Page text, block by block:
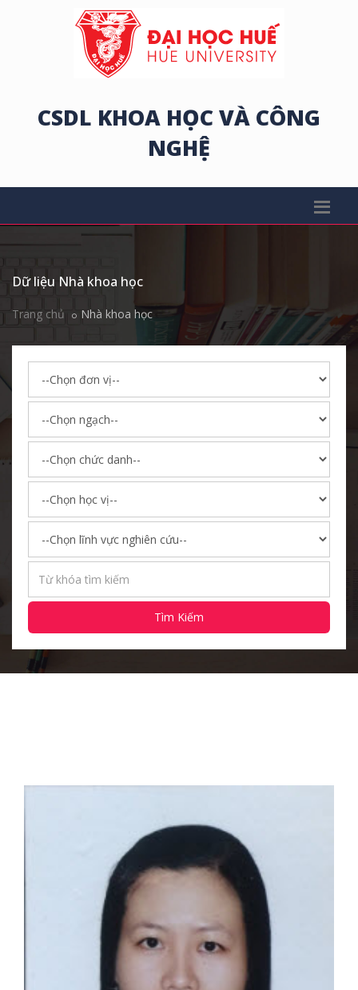
CSDL KHOA HỌC VÀ CÔNG
NGHỆ
Dữ liệu Nhà khoa học
Trang chủ Nhà khoa học
Tìm Kiếm